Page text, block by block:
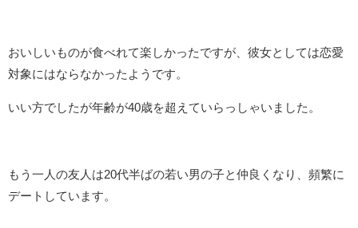
おいしいものが食べれて楽しかったですが、彼女としては恋愛
対象にはならなかったようです。
いい方でしたが年齢が40歳を超えていらっしゃいました。
もう一人の友人は20代半ばの若い男の子と仲良くなり、頻繁に
デートしています。